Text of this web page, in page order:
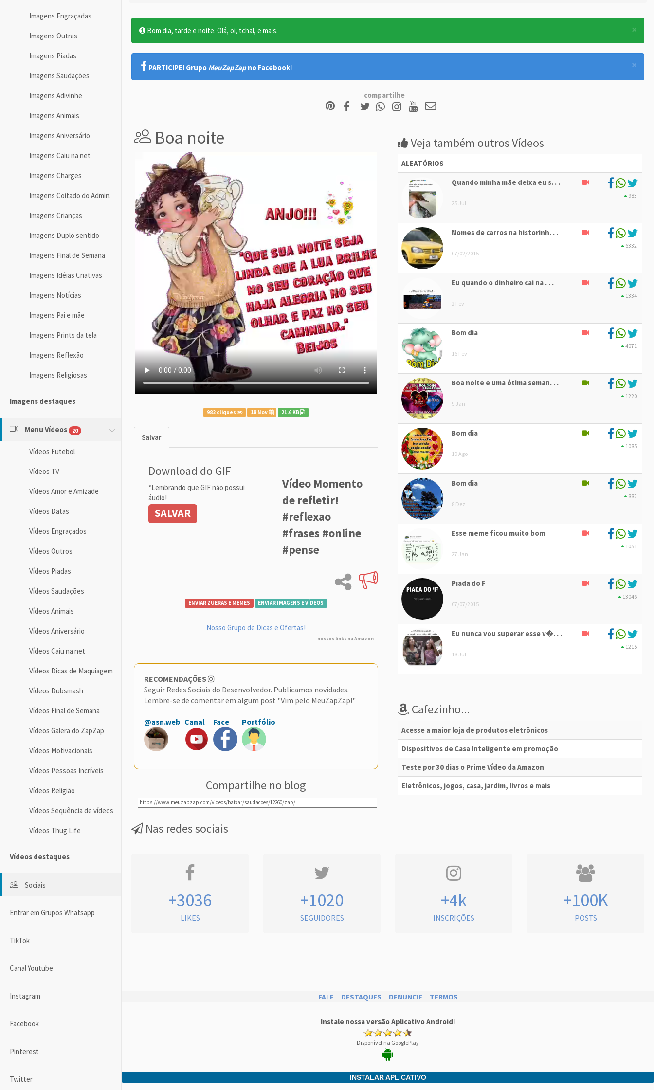
Imagens Engraçadas
Imagens Outras
Imagens Piadas
Imagens Saudações
Imagens Adivinhe
Imagens Animais
Imagens Aniversário
Imagens Caiu na net
Imagens Charges
Imagens Coitado do Admin.
Imagens Crianças
Imagens Duplo sentido
Imagens Final de Semana
Imagens Idéias Criativas
Imagens Notícias
Imagens Pai e mãe
Imagens Prints da tela
Imagens Reflexão
Imagens Religiosas
Imagens destaques
Menu Vídeos 20
Vídeos Futebol
Vídeos TV
Vídeos Amor e Amizade
Vídeos Datas
Vídeos Engraçados
Vídeos Outros
Vídeos Piadas
Vídeos Saudações
Vídeos Animais
Vídeos Aniversário
Vídeos Caiu na net
Vídeos Dicas de Maquiagem
Vídeos Dubsmash
Vídeos Final de Semana
Vídeos Galera do ZapZap
Vídeos Motivacionais
Vídeos Pessoas Incríveis
Vídeos Religião
Vídeos Sequência de vídeos
Vídeos Thug Life
Vídeos destaques
Sociais
Entrar em Grupos Whatsapp
TikTok
Canal Youtube
Instagram
Facebook
Pinterest
Twitter
×
Bom dia, tarde e noite. Olá, oi, tchal, e mais.
×
PARTICIPE! Grupo MeuZapZap no Facebook!
compartilhe
Boa noite
982 cliques 18 Nov 21.6 KB
Salvar
Download do GIF
*Lembrando que GIF não possui
áudio!
SALVAR
Vídeo Momento
de refletir!
#reflexao
#frases #online
#pense
ENVIAR ZUERAS E MEMES ENVIAR IMAGENS E VÍDEOS
Nosso Grupo de Dicas e Ofertas!
nossos links na Amazon
RECOMENDAÇÕES
Seguir Redes Sociais do Desenvolvedor. Publicamos novidades.
Lembre-se de comentar em algum post "Vim pelo MeuZapZap!"
@asn.web Canal Face Portfólio
Compartilhe no blog
Veja também outros Vídeos
ALEATÓRIOS
Quando minha mãe deixa eu s. . .
25 Jul
983
Nomes de carros na historinh. . .
07/02/2015
6332
Eu quando o dinheiro cai na . . .
2 Fev
1334
Bom dia
16 Fev
4071
Boa noite e uma ótima seman. . .
9 Jan
1220
Bom dia
19 Ago
1085
Bom dia
8 Dez
882
Esse meme ficou muito bom
27 Jan
1051
Piada do F
07/07/2015
13046
Eu nunca vou superar esse v�. . .
18 Jul
1215
Cafezinho...
Acesse a maior loja de produtos eletrônicos
Dispositivos de Casa Inteligente em promoção
Teste por 30 dias o Prime Vídeo da Amazon
Eletrônicos, jogos, casa, jardim, livros e mais
Nas redes sociais
+3036
LIKES
+1020
SEGUIDORES
+4k
INSCRIÇÕES
+100K
POSTS
FALE DESTAQUES DENUNCIE TERMOS
Instale nossa versão Aplicativo Android!
Disponível na GooglePlay
INSTALAR APLICATIVO